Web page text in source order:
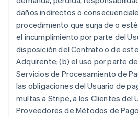
daños indirectos o
procedimiento que surja de o
el incumplimiento por parte del
disposición del Contrato o de
Adquirente; (b) el uso por parte
Servicios de Procesamiento de
las obligaciones del Usuario de
multas a Stripe, a los Clientes del
Proveedores de Métodos de